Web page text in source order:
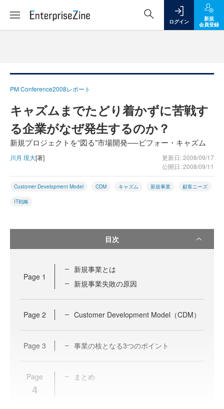
ログイン
新規
会員登録
PM Conference2008レポート
キャズムまでたどり着かずに苦戦す
る企業がなぜ発生するのか？
新規プロジェクトを“図る”市場開発──ビフォー・キャズム
川月 現大[著]
更新日: 2008/09/17
公開日: 2008/09/11
Customer Development Model CDM キャズム 新規事業 顧客ニーズ
IT戦略
目次
Page 1
新規事業とは
新規事業失敗の原因
Page 2 Customer Development Model（CDM）
Page 3 事業の核となる3つのポイント
Page
4
まとめ